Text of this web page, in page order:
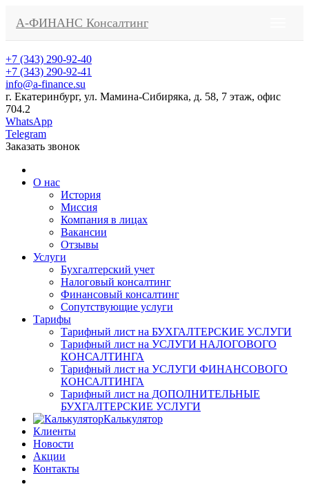
А-ФИНАНС Консалтинг
+7 (343) 290-92-40
+7 (343) 290-92-41
info@a-finance.su
г. Екатеринбург, ул. Мамина-Сибиряка, д. 58, 7 этаж, офис
704.2
WhatsApp
Telegram
Заказать звонок
О нас
История
Миссия
Компания в лицах
Вакансии
Отзывы
Услуги
Бухгалтерский учет
Налоговый консалтинг
Финансовый консалтинг
Сопутствующие услуги
Тарифы
Тарифный лист на БУХГАЛТЕРСКИЕ УСЛУГИ
Тарифный лист на УСЛУГИ НАЛОГОВОГО
КОНСАЛТИНГА
Тарифный лист на УСЛУГИ ФИНАНСОВОГО
КОНСАЛТИНГА
Тарифный лист на ДОПОЛНИТЕЛЬНЫЕ
БУХГАЛТЕРСКИЕ УСЛУГИ
Калькулятор
Клиенты
Новости
Акции
Контакты